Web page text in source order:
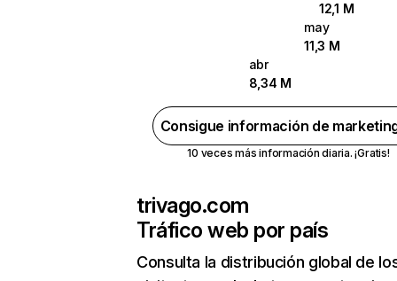
12,1 M
may
11,3 M
abr
8,34 M
Consigue información de
10 veces más información diaria. ¡Gratis!
trivago.com
Tráfico web por país
Consulta la distribución global de